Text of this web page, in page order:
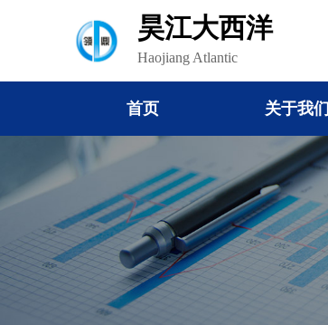
昊江大西洋
Haojiang Atlantic
首页 关于我们